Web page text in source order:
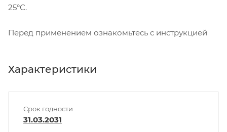
25°С.
Перед применением ознакомьтесь с инструкцией
Характеристики
Срок годности
31.03.2031